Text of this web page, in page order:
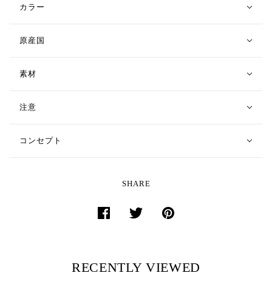
カラー
原産国
素材
注意
コンセプト
SHARE
RECENTLY VIEWED